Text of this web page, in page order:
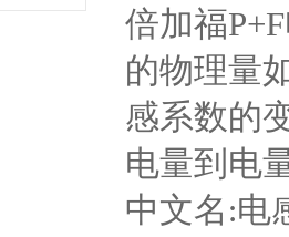
倍加福
的物理量
感系数的
电量到电
中文名 :电